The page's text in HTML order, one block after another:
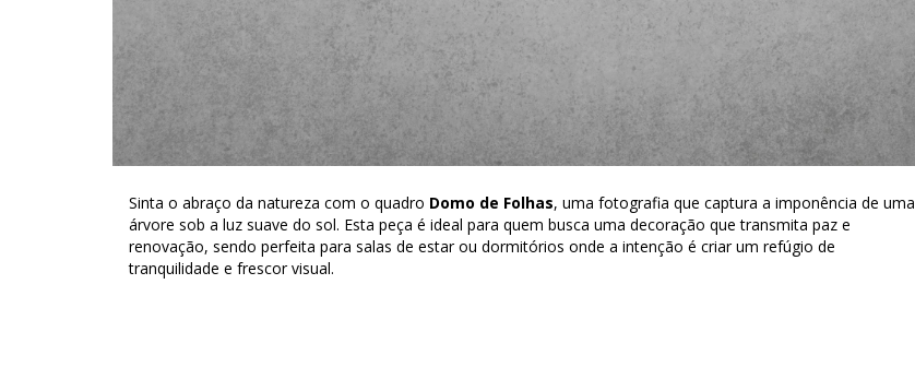
Sinta o abraço da natureza com o quadro Domo de Folhas, uma fotografia que captura a imponência de uma
árvore sob a luz suave do sol. Esta peça é ideal para quem busca uma decoração que transmita paz e
renovação, sendo perfeita para salas de estar ou dormitórios onde a intenção é criar um refúgio de
tranquilidade e frescor visual.